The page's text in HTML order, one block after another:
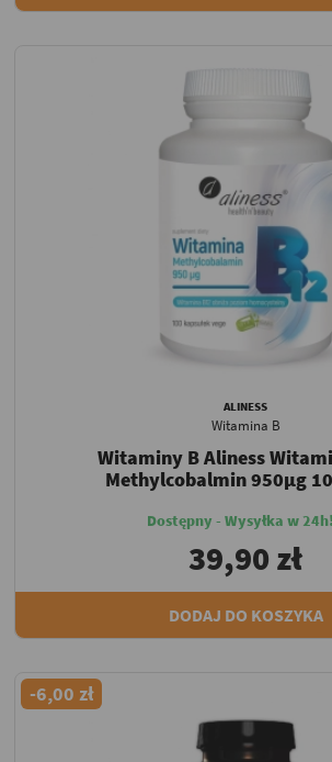
ALINESS
Witamina B
Witaminy B Aliness
Methylcobalmin 950µg
Dostępny - Wysyłka w 24h!
39,90 zł
DODAJ DO KOSZYKA
-6,00 zł